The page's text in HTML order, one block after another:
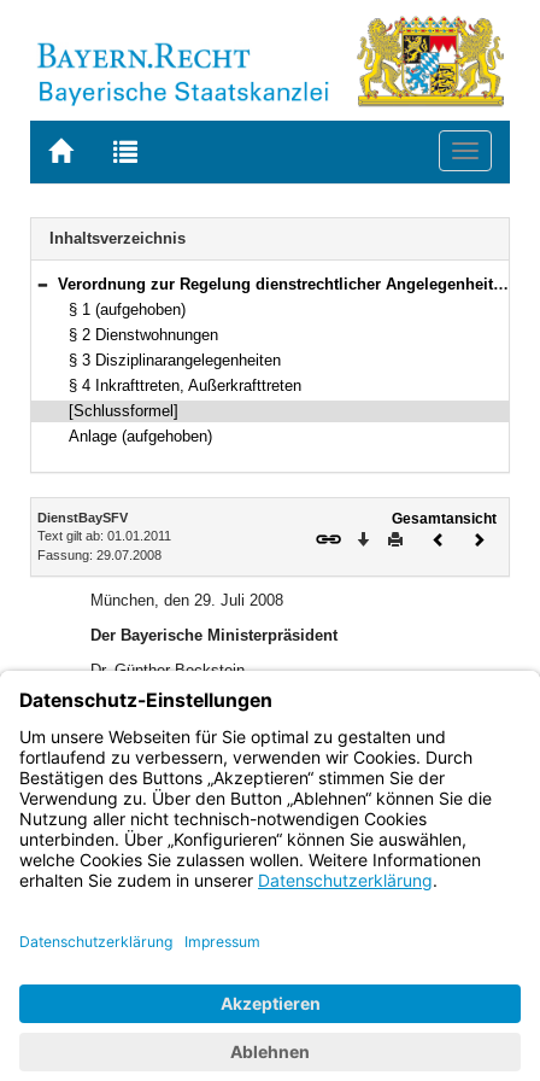
Zur
BAYERN.RECHT
Zur
letzten
Suche
Toggle
Navigation
Inhaltsverzeichnis
Bereich reduzieren
Verordnung zur Regelung dienstrechtlicher Angelegenheiten der Bayerischen Staatsforsten (DienstBaySFV) Vom 29. Juli 2008 (GVBl. S. 550) BayRS 2030-3-7-2-W (§§ 1–4)
§ 1 (aufgehoben)
§ 2 Dienstwohnungen
§ 3 Disziplinarangelegenheiten
§ 4 Inkrafttreten, Außerkrafttreten
[Schlussformel]
Anlage (aufgehoben)
Inhalt
DienstBaySFV
Text gilt ab: 01.01.2011
Fassung: 29.07.2008
Gesamtansicht
Download
DruckenVorheriges
München, den 29. Juli 2008
Der Bayerische Ministerpräsident
Dr. Günther Beckstein
Bayerisches Staatsministerium für Landwirtschaft und
Forsten
Josef Miller, Staatsminister
Bayern.de
BayernPortal
Impressum